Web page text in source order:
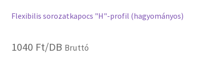
Flexibilis sorozatkapocs "H"-profil (hagyományos)
1040 Ft/DB Bruttó